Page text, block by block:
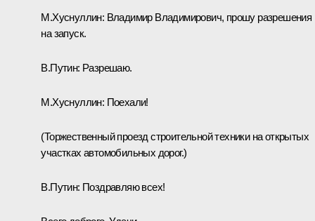
М.Хуснуллин: Владимир Владимирович, прошу разрешения
на запуск.
В.Путин: Разрешаю.
М.Хуснуллин: Поехали!
(Торжественный проезд строительной техники на открытых
участках автомобильных дорог.)
В.Путин: Поздравляю всех!